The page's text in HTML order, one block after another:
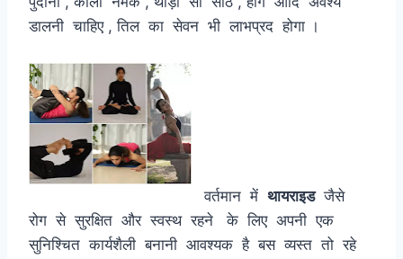
डालनी चाहिए , तिल का सेवन भी लाभप्रद होगा ।
वर्तमान में थायराइडजैसे
रोग से सुरक्षित और स्वस्थ रहने के लिए अपनी एक
सुनिश्चित कार्यशैली बनानी आवश्यक है बस व्यस्त तो रहे